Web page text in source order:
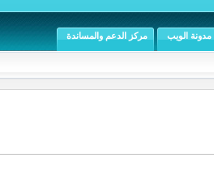
مدونة الويب مركز الدعم والمساندة